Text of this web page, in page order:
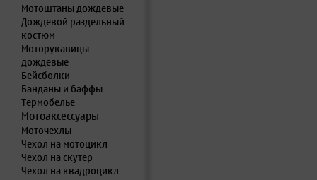
Мотоштаны дождевые
Дождевой раздельный
костюм
Моторукавицы
дождевые
Бейсболки
Банданы и баффы
Термобелье
Мотоаксессуары
Моточехлы
Чехол на мотоцикл
Чехол на скутер
Чехол на квадроцикл